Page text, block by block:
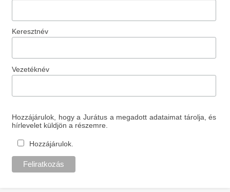
Keresztnév
Vezetéknév
Hozzájárulok, hogy a Jurátus a megadott adataimat tárolja, és
hírlevelet küldjön a részemre.
Hozzájárulok.